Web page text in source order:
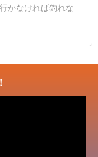
かなければ釣れな